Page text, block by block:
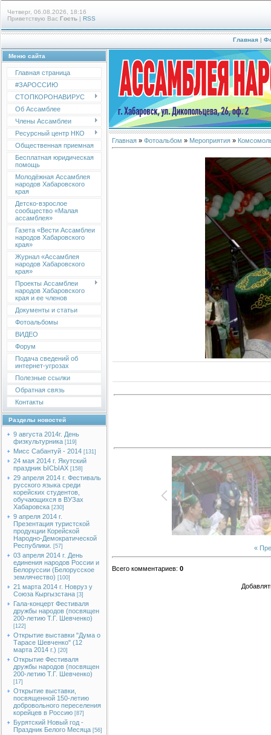
Четверг, 06.08.2026, 18:16
Приветствую Вас Гость | RSS
Главная |
Меню сайта
Главная страница
#ЗАРОССИЮ
СТОПКОРОНАВИРУС
Об Ассамблее
Члены Ассамблеи
Ресурсный центр НКО
Общественная приемная
Бесплатная юридическая
помощь
Молодёжная Ассамблея
народов Хабаровского
края
Детско-взрослое
сообщество «Малая
ассамблея»
Газета «Вести Ассамблеи
народов Хабаровского
края»
Журнал «Ассамблея
народов Хабаровского
края»
Проекты Ассамблеи
народов Хабаровского
края и ее членов
Документы и статьи
Фотоальбомы
ВИДЕО
Форум
Подача сведений об
интернет-угрозах
Полезные ссылки
Обратная связь
Контакты
Разделы новостей
9 августа 2014г. День
физкультурника [119]
Мисс Сабантуй - 2014 [131]
24 мая 2014 г. Якутский
праздник ЫСЫАХ [158]
29 апреля 2014 г. Фестиваль
русского языка среди
корейских студентов,
обучающихся в ВУЗах
Хабаровска [230]
9 апреля 2014 г.
Презентация туристской
продукции Корейской
Народно-Демократической
Республики.
[57]
03 апреля 2014 г. День
единения народов России и
Белоруссии (Белорусское
землячество) [100]
21 марта 2014 г. Новруз у
Союза Кыргызстана [3]
Гала-концерт Фестиваля
дружбы народов (посвящен
200-летию Т.Г. Шевченко)
[122]
Открытие выставки "Дума о
Тарасе Шевченко" (12
марта 2014 г.) [20]
Открытие Фестиваля
дружбы народов (посвящен
200-летию Т.Г. Шевченко)
[17]
Открытие выставки,
посвященной 150-летию
добровольного переселения
корейцев в Россию [87]
Бурятский Новый год -
Праздник Белого Месяца [56]
Главная » Фотоальбом » Мероприятия »
«
Всего комментариев: 0